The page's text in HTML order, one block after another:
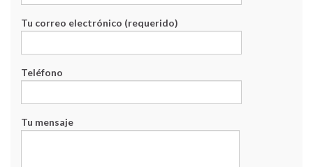
Tu correo electrónico (requerido)
Teléfono
Tu mensaje